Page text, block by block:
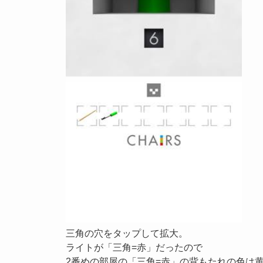
三角の穴をタップして拡大。
ライトが「三角=赤」だったので